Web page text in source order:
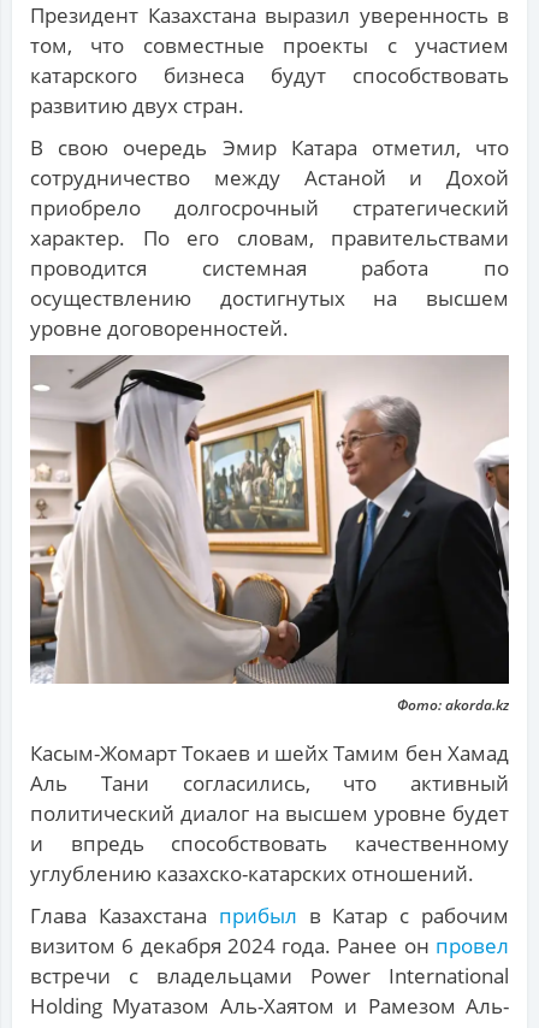
Президент Казахстана выразил уверенность в
том, что совместные проекты с участием
катарского бизнеса будут способствовать
развитию двух стран.
В свою очередь Эмир Катара отметил, что
сотрудничество между Астаной и Дохой
приобрело долгосрочный стратегический
характер. По его словам, правительствами
проводится системная работа по
осуществлению достигнутых на высшем
уровне договоренностей.
Фото: akorda.kz
Касым-Жомарт Токаев и шейх Тамим бен Хамад
Аль Тани согласились, что активный
политический диалог на высшем уровне будет
и впредь способствовать качественному
углублению казахско-катарских отношений.
Глава Казахстана прибыл в Катар с рабочим
визитом 6 декабря 2024 года. Ранее он провел
встречи с владельцами Power International
Holding Муатазом Аль-Хаятом и Рамезом Аль-